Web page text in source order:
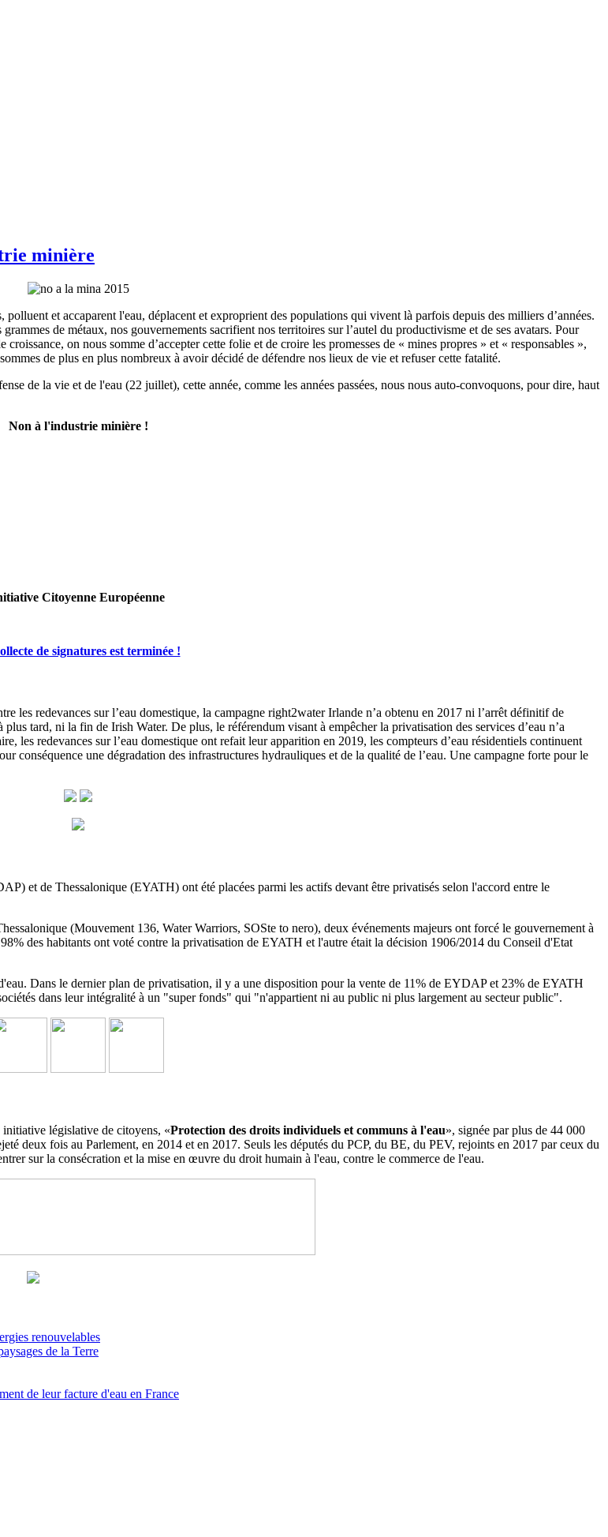
minière
et accaparent l'eau, déplacent et exproprient des populations qui vivent là parfois depuis des milliers d’années.
de métaux, nos gouvernements sacrifient nos territoires sur l’autel du productivisme et de ses avatars. Pour
on nous somme d’accepter cette folie et de croire les promesses de « mines propres » et « responsables »,
de plus en plus nombreux à avoir décidé de défendre nos lieux de vie et refuser cette fatalité.
de la vie et de l'eau (22 juillet), cette année, comme les années passées, nous nous auto-convoquons, pour dire, haut
Non à l'industrie minière !
Citoyenne Européenne
de signatures est terminée !
les redevances sur l’eau domestique, la campagne right2water Irlande n’a obtenu en 2017 ni l’arrêt définitif de
tard, ni la fin de Irish Water. De plus, le référendum visant à empêcher la privatisation des services d’eau n’a
les redevances sur l’eau domestique ont refait leur apparition en 2019, les compteurs d’eau résidentiels continuent
conséquence une dégradation des infrastructures hydrauliques et de la qualité de l’eau. Une campagne forte pour le
et de Thessalonique (EYATH) ont été placées parmi les actifs devant être privatisés selon l'accord entre le
(Mouvement 136, Water Warriors, SOSte to nero), deux événements majeurs ont forcé le gouvernement à
des habitants ont voté contre la privatisation de EYATH et l'autre était la décision 1906/2014 du Conseil d'Etat
Dans le dernier plan de privatisation, il y a une disposition pour la vente de 11% de EYDAP et 23% de EYATH
dans leur intégralité à un "super fonds" qui "n'appartient ni au public ni plus largement au secteur public".
législative de citoyens, «Protection des droits individuels et communs à l'eau», signée par plus de 44 000
deux fois au Parlement, en 2014 et en 2017. Seuls les députés du PCP, du BE, du PEV, rejoints en 2017 par ceux du
sur la consécration et la mise en œuvre du droit humain à l'eau, contre le commerce de l'eau.
renouvelables
de la Terre
de leur facture d'eau en France